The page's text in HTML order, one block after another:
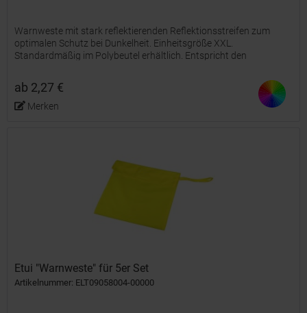
Warnweste mit stark reflektierenden Reflektionsstreifen zum
optimalen Schutz bei Dunkelheit. Einheitsgröße XXL.
Standardmäßig im Polybeutel erhältlich. Entspricht den
ISO...
ab 2,27 €
Merken
Etui "Warnweste" für 5er Set
Artikelnummer: ELT09058004-00000